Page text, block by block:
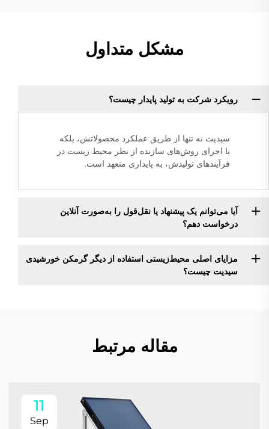
مشکل متداول
رویکرد شرکت به تولید پایدار چیست؟
سیدیت نه تنها از طریق عملکرد محصولاتش، بلکه
با اجرای روش‌های سازنده از نظر محیط زیست در
فرآیندهای تولیدش، به پایداری متعهد است.
آیا می‌توانم یک پیشنهاد یا نقل‌قول را به‌صورت آنلاین
درخواست دهم؟
مزایای اصلی محیط‌زیستی استفاده از دیگر گرمکن خورشیدی
سیدیت چیست؟
مقاله مرتبط
11
Sep